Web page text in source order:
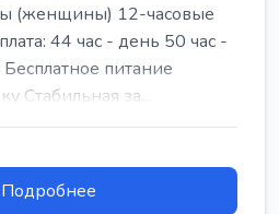
(женщины) 12-часовые
44 час - день 50 час -
питание
Стабильная за...
Подробнее